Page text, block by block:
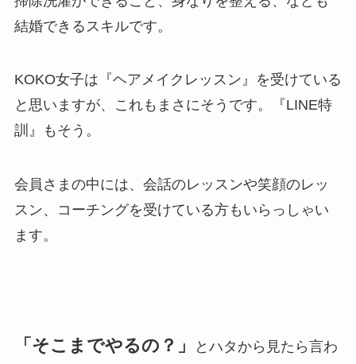
結婚できるスキルです。
KOKO女子は『ヘアメイクレッスン』を受けている
と思いますが、これもまさにそうです。『LINE特
訓』もそう。
会員さまの中には、会話のレッスンや笑顔のレッ
スン、コーチングを受けている方もいらっしゃい
ます。
「そこまでやるの？」
とハタから見たら言わ